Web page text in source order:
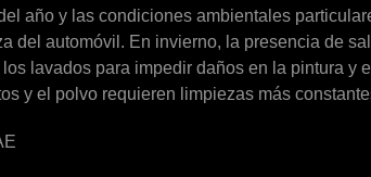
año y las condiciones ambientales
del automóvil. En invierno, la presencia de
los lavados para impedir daños en la pintura y
y el polvo requieren limpiezas más